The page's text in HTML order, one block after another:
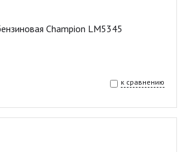
Champion LM5345
к сравнению